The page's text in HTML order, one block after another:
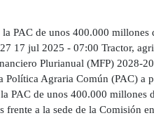
PAC de unos 400.000
17 jul 2025 - 07:00 Tractor,
Plurianual (MFP) 2028-
Política Agraria Común (PAC) a
PAC de unos 400.000
frente a la sede de la Comisión